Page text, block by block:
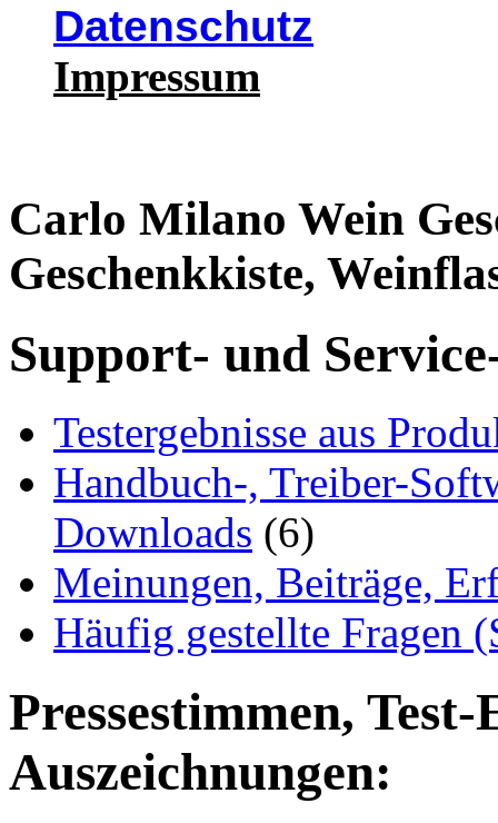
Datenschutz
Impressum
Carlo Milano Wein
Geschenkkiste,
Support- und
Testergebnisse aus
Handbuch-, Treiber-
Downloads (6)
Meinungen, Beiträge,
Häufig gestellte Fragen
Pressestimmen,
Auszeichnungen: